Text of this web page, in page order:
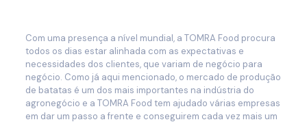
Com uma presença a nível mundial, a TOMRA Food procura
todos os dias estar alinhada com as expectativas e
necessidades dos clientes, que variam de negócio para
negócio. Como já aqui mencionado, o mercado de produção
de batatas é um dos mais importantes na indústria do
agronegócio e a TOMRA Food tem ajudado várias empresas
em dar um passo a frente e conseguirem cada vez mais um